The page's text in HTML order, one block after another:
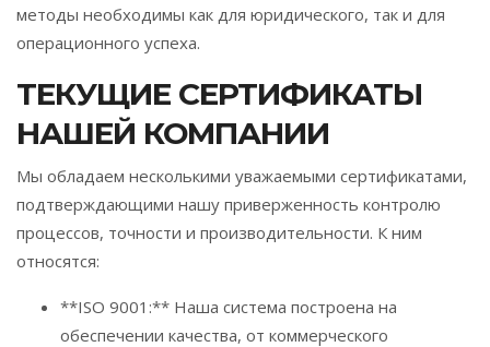
методы необходимы как для юридического, так и для
операционного успеха.
ТЕКУЩИЕ СЕРТИФИКАТЫ
НАШЕЙ КОМПАНИИ
Мы обладаем несколькими уважаемыми сертификатами,
подтверждающими нашу приверженность контролю
процессов, точности и производительности. К ним
относятся:
**ISO 9001:** Наша система построена на
обеспечении качества, от коммерческого